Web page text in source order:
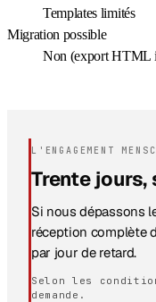
Templates limités
Migration possible
Non (export HTML
L'ENGAGEMENT
Trente jours,
Si nous dépassons
réception complète
par jour de retard.
Selon les
demande.